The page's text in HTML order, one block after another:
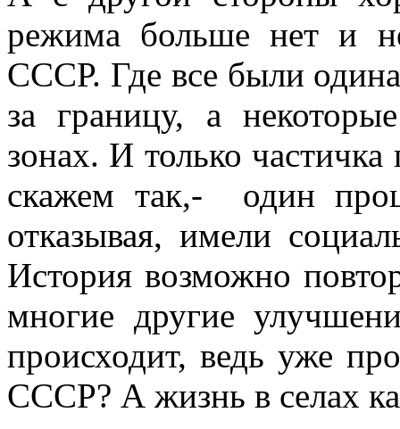
режима больше нет и
СССР. Где все были
за границу, а
зонах. И только
скажем так,- один
отказывая, имели
История возможно
многие другие
происходит, ведь уже
СССР? А жизнь в селах